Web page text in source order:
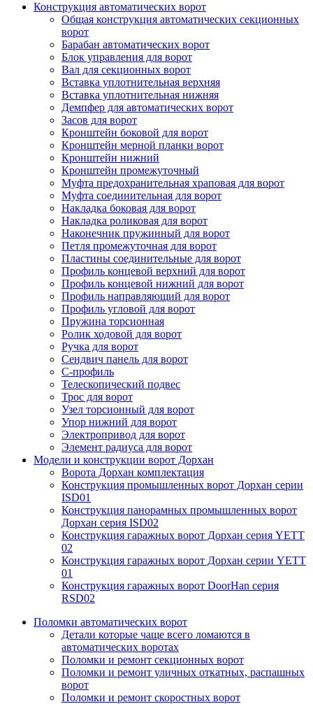
Конструкция автоматических ворот
Общая конструкция автоматических секционных
ворот
Барабан автоматических ворот
Блок управления для ворот
Вал для секционных ворот
Вставка уплотнительная верхняя
Вставка уплотнительная нижняя
Демпфер для автоматических ворот
Засов для ворот
Кронштейн боковой для ворот
Кронштейн мерной планки ворот
Кронштейн нижний
Кронштейн промежуточный
Муфта предохранительная храповая для ворот
Муфта соединительная для ворот
Накладка боковая для ворот
Накладка роликовая для ворот
Наконечник пружинный для ворот
Петля промежуточная для ворот
Пластины соединительные для ворот
Профиль концевой верхний для ворот
Профиль концевой нижний для ворот
Профиль направляющий для ворот
Профиль угловой для ворот
Пружина торсионная
Ролик ходовой для ворот
Ручка для ворот
Сендвич панель для ворот
С-профиль
Телескопический подвес
Трос для ворот
Узел торсионный для ворот
Упор нижний для ворот
Электропривод для ворот
Элемент радиуса для ворот
Модели и конструкции ворот Дорхан
Ворота Дорхан комплектация
Конструкция промышленных ворот Дорхан серии
ISD01
Конструкция панорамных промышленных ворот
Дорхан серия ISD02
Конструкция гаражных ворот Дорхан серия YETT
02
Конструкция гаражных ворот Дорхан серии YETT
01
Конструкция гаражных ворот DoorHan серия
RSD02
Поломки автоматических ворот
Детали которые чаще всего ломаются в
автоматических воротах
Поломки и ремонт секционных ворот
Поломки и ремонт уличных откатных, распашных
ворот
Поломки и ремонт скоростных ворот